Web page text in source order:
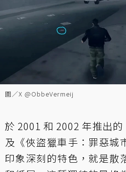
圖／X @ObbeVermeij
於 2001 和 2002 年推出的
及《俠盜獵車手：罪惡城
印象深刻的特色，就是散